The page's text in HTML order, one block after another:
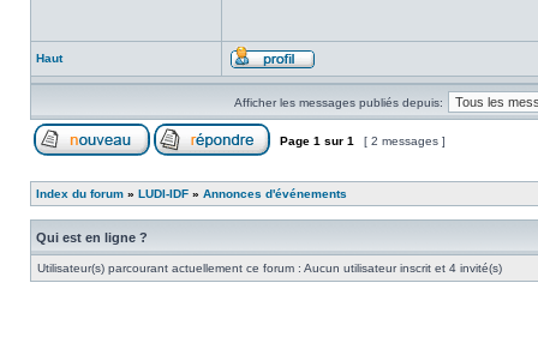
Haut
Afficher les messages publiés depuis:
Page 1 sur 1 [ 2 messages ]
Index du forum » LUDI-IDF » Annonces d'événements
Qui est en ligne ?
Utilisateur(s) parcourant actuellement ce forum : Aucun utilisateur inscrit et 4 invité(s)